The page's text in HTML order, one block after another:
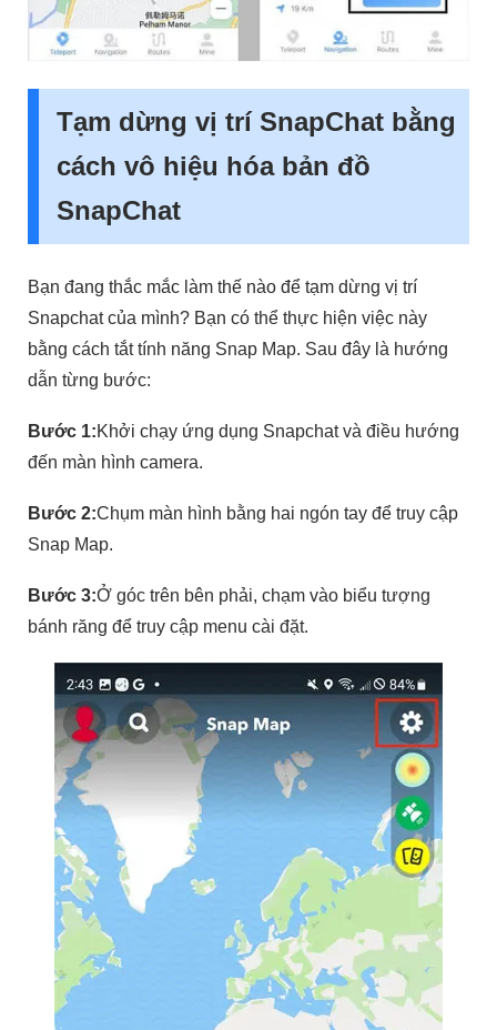
Tạm dừng vị trí SnapChat bằng
cách vô hiệu hóa bản đồ
SnapChat
Bạn đang thắc mắc làm thế nào để tạm dừng vị trí
Snapchat của mình? Bạn có thể thực hiện việc này
bằng cách tắt tính năng Snap Map. Sau đây là hướng
dẫn từng bước:
Bước 1:Khởi chạy ứng dụng Snapchat và điều hướng
đến màn hình camera.
Bước 2:Chụm màn hình bằng hai ngón tay để truy cập
Snap Map.
Bước 3:Ở góc trên bên phải, chạm vào biểu tượng
bánh răng để truy cập menu cài đặt.